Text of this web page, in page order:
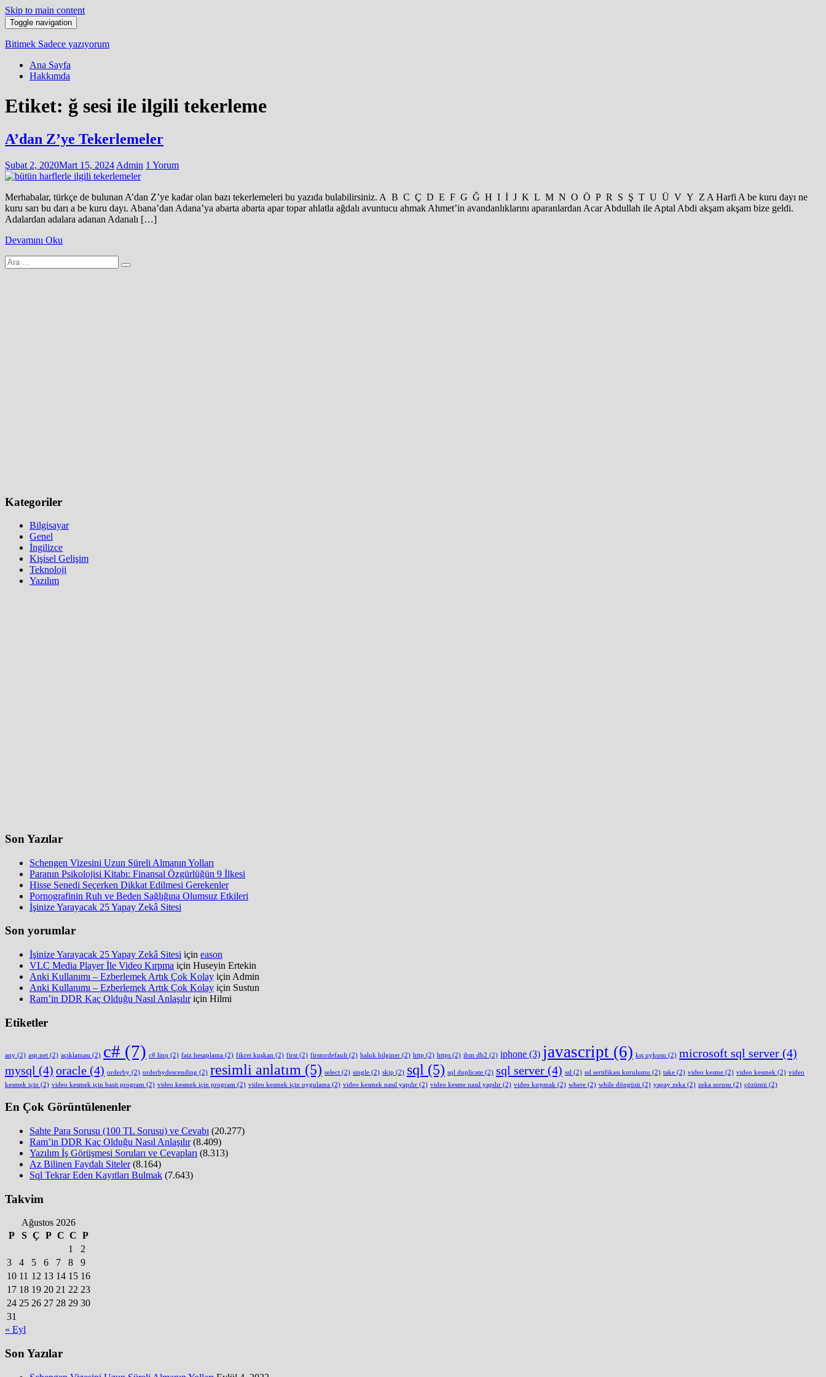
Skip to main content
Toggle navigation
Bitimek Sadece yazıyorum
Ana Sayfa
Hakkımda
Etiket: ğ sesi ile ilgili tekerleme
A’dan Z’ye Tekerlemeler
Şubat 2, 2020Mart 15, 2024 Admin 1 Yorum
Merhabalar, türkçe de bulunan A’dan Z’ye kadar olan bazı tekerlemeleri bu yazıda bulabilirsiniz. A B C Ç D E F G Ğ H I İ J K L M N O Ö P R S Ş T U Ü V Y Z A Harfi A be kuru dayı ne
kuru sarı bu darı a be kuru dayı. Abana’dan Adana’ya abarta abarta apar topar ahlatla ağdalı avuntucu ahmak Ahmet’in avandanlıklarını aparanlardan Acar Abdullah ile Aptal Abdi akşam akşam bize geldi.
Adalardan adalara adanan Adanalı […]
Devamını Oku
Arama
yap:
Kategoriler
Bilgisayar
Genel
İngilizce
Kişisel Gelişim
Teknoloji
Yazılım
Son Yazılar
Schengen Vizesini Uzun Süreli Almanın Yolları
Paranın Psikolojisi Kitabı: Finansal Özgürlüğün 9 İlkesi
Hisse Senedi Seçerken Dikkat Edilmesi Gerekenler
Pornografinin Ruh ve Beden Sağlığına Olumsuz Etkileri
İşinize Yarayacak 25 Yapay Zekâ Sitesi
Son yorumlar
İşinize Yarayacak 25 Yapay Zekâ Sitesi için eason
VLC Media Player İle Video Kırpma için Huseyin Ertekin
Anki Kullanımı – Ezberlemek Artık Çok Kolay için Admin
Anki Kullanımı – Ezberlemek Artık Çok Kolay için Sustun
Ram’in DDR Kaç Olduğu Nasıl Anlaşılıriçin Hilmi
Etiketler
any (2) asp.net (2) açıklaması (2) c# (7) c# linq (2) faiz hesaplama (2) fikret kuşkan (2) first (2) firstordefault (2) haluk bilginer (2) http (2) https (2) ibm db2 (2) iphone (3) javascript (6) kış uykusu (2) microsoft sql server (4)
mysql (4) oracle (4) orderby (2) orderbydescending (2) resimli anlatım (5) select (2) single (2) skip (2) sql (5) sql duplicate (2) sql server (4) ssl (2) ssl sertifikası kurulumu (2) take (2) video kesme (2) video kesmek (2) video
kesmek için (2) video kesmek için basit program (2) video kesmek için program (2) video kesmek için uygulama (2) video kesmek nasıl yapılır (2) video kesme nasıl yapılır (2) video kırpmak (2) where (2) while döngüsü (2) yapay zeka (2) zeka sorusu (2) çözümü (2)
En Çok Görüntülenenler
Sahte Para Sorusu (100 TL Sorusu) ve Cevabı (20.277)
Ram’in DDR Kaç Olduğu Nasıl Anlaşılır (8.409)
Yazılım İş Görüşmesi Soruları ve Cevapları (8.313)
Az Bilinen Faydalı Siteler (8.164)
Sql Tekrar Eden Kayıtları Bulmak (7.643)
Takvim
Ağustos 2026
P
S Ç P C C P
1
2
3
4 5 6 7 8
9
10 11 12 13 14 15 16
17 18 19 20 21 22 23
24 25 26 27 28 29 30
31
« Eyl
Son Yazılar